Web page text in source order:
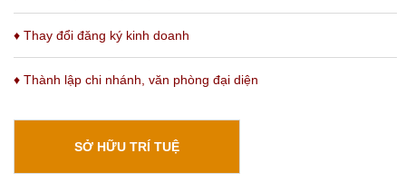
♦ Thay đổi đăng ký kinh doanh
♦ Thành lập chi nhánh, văn phòng đại diện
SỞ HỮU TRÍ TUỆ